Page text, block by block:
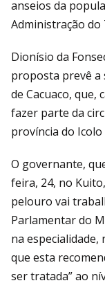
anseios da
Administração
Dionísio da
proposta prevê a
de Cacuaco, que,
fazer parte da
província do Icolo
O governante,
feira, 24, no
pelouro vai
Parlamentar do
na especialidade,
que esta
ser tratada” ao